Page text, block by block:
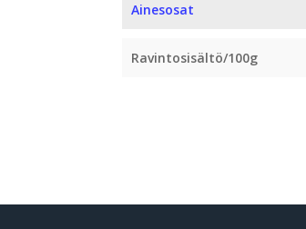
Ainesosat
Ravintosisältö/100g